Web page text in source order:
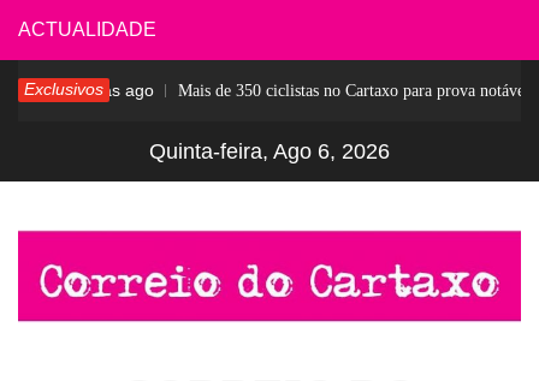
Skip
to
content
ACTUALIDADE
Exclusivos
4 dias ago Mais de 350 ciclistas no Cartaxo para prova notável
Quinta-feira, Ago 6, 2026